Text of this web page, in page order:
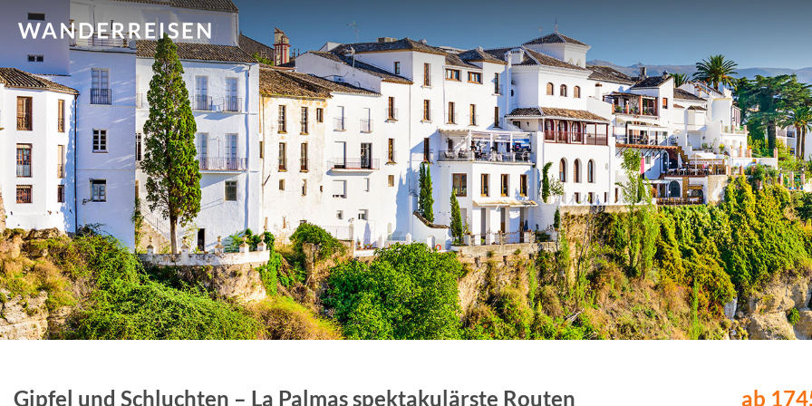
Gipfel und Schluchten – La Palmas spektakulärste Routen ab